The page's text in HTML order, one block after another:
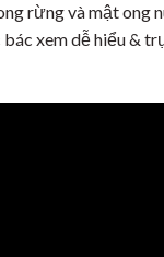
rừng và mật ong
xem dễ hiểu &